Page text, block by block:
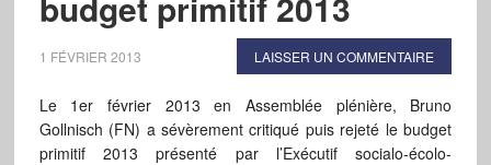
1 FÉVRIER 2013 LAISSER UN COMMENTAIRE
Le 1er février 2013 en Assemblée plénière, Bruno
Gollnisch (FN) a sévèrement critiqué puis rejeté le budget
primitif 2013 présenté par l’Exécutif socialo-écolo-